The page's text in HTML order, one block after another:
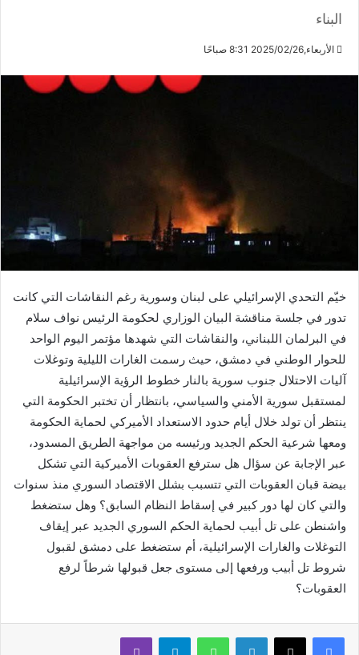
البناء
الأربعاء,2025/02/26 8:31 صباحًا
خيّم التحدي الإسرائيلي على لبنان وسورية رغم النقاشات التي كانت
تدور في جلسة مناقشة البيان الوزاري لحكومة الرئيس نواف سلام
في البرلمان اللبناني، والنقاشات التي شهدها مؤتمر اليوم الواحد
للحوار الوطني في دمشق، حيث رسمت الغارات الليلية وتوغلات
آليات الاحتلال جنوب سورية بالنار خطوط الرؤية الإسرائيلية
لمستقبل سورية الأمني والسياسي، بانتظار أن تختبر الحكومة التي
ينتظر أن تولد خلال أيام حدود الاستعداد الأميركي لحماية الحكومة
ومعها شرعية الحكم الجديد ورئيسه من مواجهة الطريق المسدود،
عبر الإجابة عن سؤال هل سترفع العقوبات الأميركية التي تشكل
بيضة قبان العقوبات التي تتسبب بشلل الاقتصاد السوري منذ سنوات
والتي كان لها دور كبير في إسقاط النظام السابق؟ وهل ستضغط
واشنطن على تل أبيب لحماية الحكم السوري الجديد عبر إيقاف
التوغلات والغارات الإسرائيلية، أم ستضغط على دمشق لقبول
شروط تل أبيب ورفعها إلى مستوى جعل قبولها شرطاً لرفع
العقوبات؟
لينكدإن واتساب تيلقرام ڤايبر